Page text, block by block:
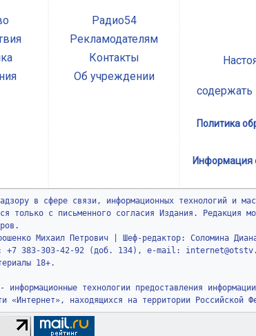
Радио54
Рекламодателям
Контакты
Об учреждении
Политика
Информация
в сфере связи, информационных технологий и
только с письменного согласия Издания. Редакция
Михаил Петрович | Шеф-редактор: Соломина
+7 383-303-42-92 (доб. 134), e-mail:
18+.
технологии предоставления
«Интернет», находящихся на территории Российской